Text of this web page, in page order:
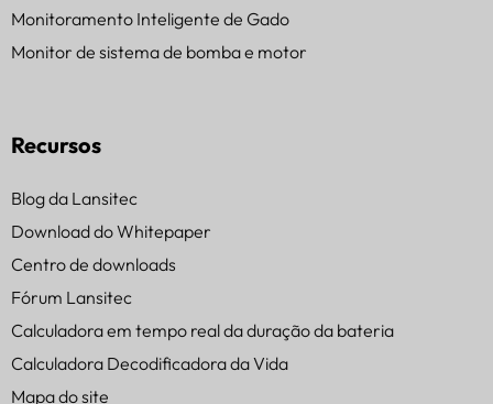
Monitoramento Inteligente de Gado
Monitor de sistema de bomba e motor
Recursos
Blog da Lansitec
Download do Whitepaper
Centro de downloads
Fórum Lansitec
Calculadora em tempo real da duração da bateria
Calculadora Decodificadora da Vida
Mapa do site